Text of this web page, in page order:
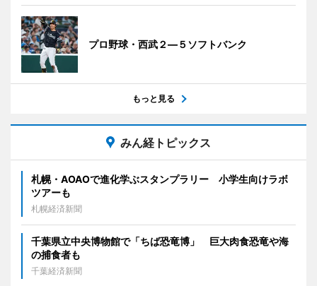
プロ野球・西武２―５ソフトバンク
もっと見る
みん経トピックス
札幌・AOAOで進化学ぶスタンプラリー 小学生向けラボ
ツアーも
札幌経済新聞
千葉県立中央博物館で「ちば恐竜博」 巨大肉食恐竜や海
の捕食者も
千葉経済新聞